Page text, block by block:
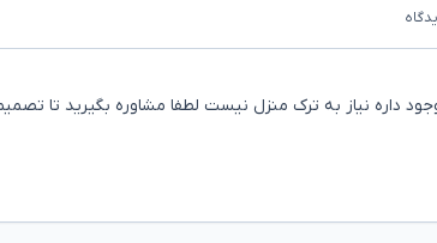
داره نیاز به ترک منزل نیست لطفا مشاوره بگیرید تا